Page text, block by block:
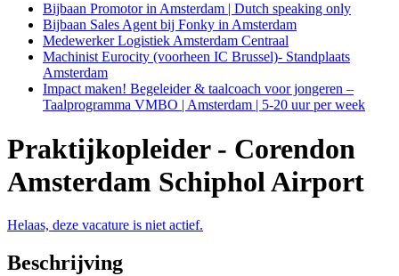
Bijbaan Promotor in Amsterdam | Dutch speaking only
Bijbaan Sales Agent bij Fonky in Amsterdam
Medewerker Logistiek Amsterdam Centraal
Machinist Eurocity (voorheen IC Brussel)- Standplaats
Amsterdam
Impact maken! Begeleider & taalcoach voor jongeren –
Taalprogramma VMBO | Amsterdam | 5-20 uur per week
Praktijkopleider - Corendon
Amsterdam Schiphol Airport
Helaas, deze vacature is niet actief.
Beschrijving